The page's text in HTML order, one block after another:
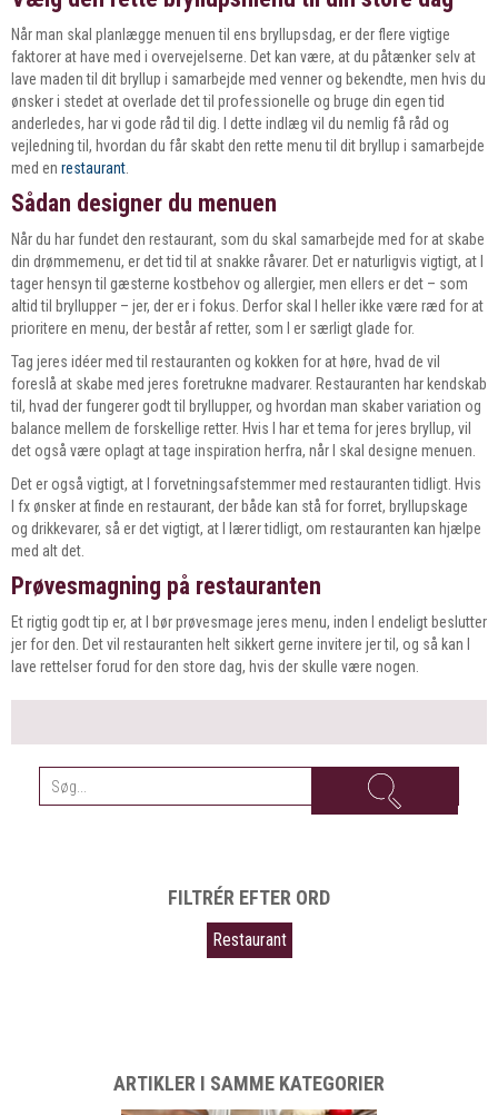
Når man skal planlægge menuen til ens bryllupsdag, er der flere vigtige
faktorer at have med i overvejelserne. Det kan være, at du påtænker selv at
lave maden til dit bryllup i samarbejde med venner og bekendte, men hvis du
ønsker i stedet at overlade det til professionelle og bruge din egen tid
anderledes, har vi gode råd til dig. I dette indlæg vil du nemlig få råd og
vejledning til, hvordan du får skabt den rette menu til dit bryllup i samarbejde
med en restaurant.
Sådan designer du menuen
Når du har fundet den restaurant, som du skal samarbejde med for at skabe
din drømmemenu, er det tid til at snakke råvarer. Det er naturligvis vigtigt, at I
tager hensyn til gæsterne kostbehov og allergier, men ellers er det – som
altid til bryllupper – jer, der er i fokus. Derfor skal I heller ikke være ræd for at
prioritere en menu, der består af retter, som I er særligt glade for.
Tag jeres idéer med til restauranten og kokken for at høre, hvad de vil
foreslå at skabe med jeres foretrukne madvarer. Restauranten har kendskab
til, hvad der fungerer godt til bryllupper, og hvordan man skaber variation og
balance mellem de forskellige retter. Hvis I har et tema for jeres bryllup, vil
det også være oplagt at tage inspiration herfra, når I skal designe menuen.
Det er også vigtigt, at I forvetningsafstemmer med restauranten tidligt. Hvis
I fx ønsker at finde en restaurant, der både kan stå for forret, bryllupskage
og drikkevarer, så er det vigtigt, at I lærer tidligt, om restauranten kan hjælpe
med alt det.
Prøvesmagning på restauranten
Et rigtig godt tip er, at I bør prøvesmage jeres menu, inden I endeligt beslutter
jer for den. Det vil restauranten helt sikkert gerne invitere jer til, og så kan I
lave rettelser forud for den store dag, hvis der skulle være nogen.
FILTRÉR EFTER ORD
Restaurant
ARTIKLER I SAMME KATEGORIER